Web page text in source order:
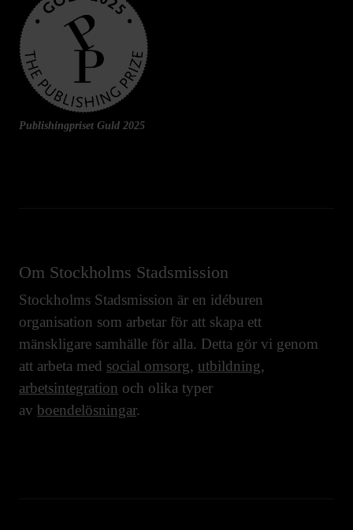
Publishingpriset Guld 2025
Om Stockholms Stadsmission
Stockholms Stadsmission är en idéburen
organisation som arbetar för att skapa ett
mänskligare samhälle för alla. Detta gör vi genom
att arbeta med social omsorg, utbildning,
arbetsintegration och olika typer
av boendelösningar.